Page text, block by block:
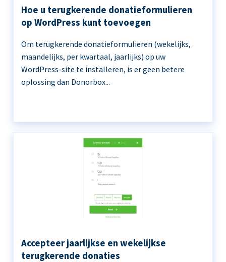
Hoe u terugkerende donatieformulieren
op WordPress kunt toevoegen
Om terugkerende donatieformulieren (wekelijks,
maandelijks, per kwartaal, jaarlijks) op uw
WordPress-site te installeren, is er geen betere
oplossing dan Donorbox...
Accepteer jaarlijkse en wekelijkse
terugkerende donaties